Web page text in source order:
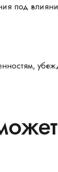
под